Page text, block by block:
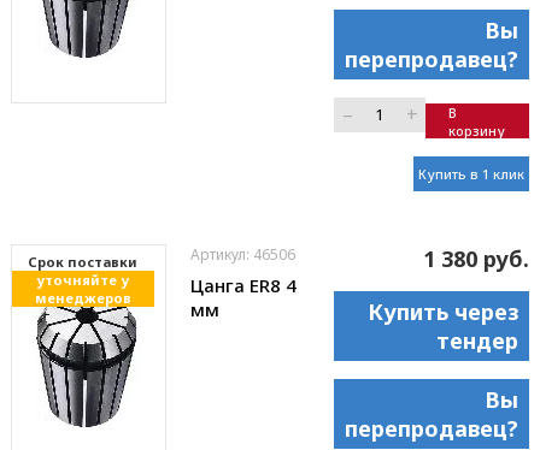
Вы
перепродавец?
– +
В
корзину
Купить в 1 клик
Cрок поставки
уточняйте у
менеджеров
Артикул: 46506
Цанга ER8 4
мм
1 380 руб.
Купить через
тендер
Вы
перепродавец?